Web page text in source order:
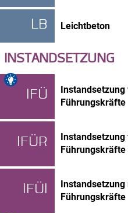
LB Leichtbeton
INSTANDSETZUNG
IFÜ
Führungskräfte
IFÜR
IFÜI
Führungskräfte